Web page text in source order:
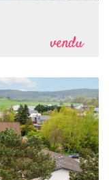
vendu